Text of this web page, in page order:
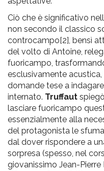
Ciò che è significativo
non secondo il classico
controcampo[2], bensì
del volto di Antoine,
fuoricampo,
esclusivamente
domande tese a
internato. Truffaut
lasciare fuoricampo
essenzialmente alla
del protagonista le
dal dover rispondere a
sorpresa (spesso, nel
giovanissimo Jean-